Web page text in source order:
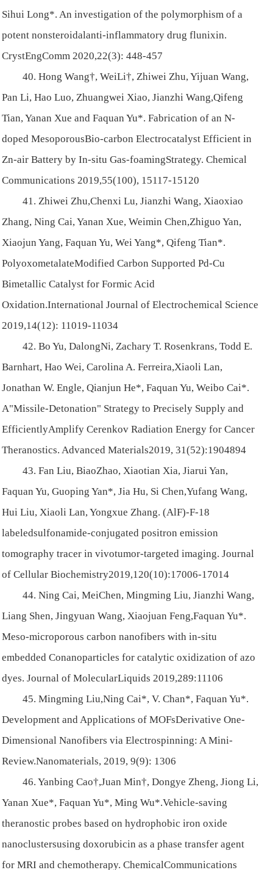
Sihui Long*. An investigation of the polymorphism of a
potent nonsteroidalanti-inflammatory drug flunixin.
CrystEngComm 2020,22(3): 448-457
40. Hong Wang†, WeiLi†, Zhiwei Zhu, Yijuan Wang,
Pan Li, Hao Luo, Zhuangwei Xiao, Jianzhi Wang,Qifeng
Tian, Yanan Xue and Faquan Yu*. Fabrication of an N-
doped MesoporousBio-carbon Electrocatalyst Efficient in
Zn-air Battery by In-situ Gas-foamingStrategy. Chemical
Communications 2019,55(100), 15117-15120
41. Zhiwei Zhu,Chenxi Lu, Jianzhi Wang, Xiaoxiao
Zhang, Ning Cai, Yanan Xue, Weimin Chen,Zhiguo Yan,
Xiaojun Yang, Faquan Yu, Wei Yang*, Qifeng Tian*.
PolyoxometalateModified Carbon Supported Pd-Cu
Bimetallic Catalyst for Formic Acid
Oxidation.International Journal of Electrochemical Science
2019,14(12): 11019-11034
42. Bo Yu, DalongNi, Zachary T. Rosenkrans, Todd E.
Barnhart, Hao Wei, Carolina A. Ferreira,Xiaoli Lan,
Jonathan W. Engle, Qianjun He*, Faquan Yu, Weibo Cai*.
A"Missile-Detonation" Strategy to Precisely Supply and
EfficientlyAmplify Cerenkov Radiation Energy for Cancer
Theranostics. Advanced Materials2019, 31(52):1904894
43. Fan Liu, BiaoZhao, Xiaotian Xia, Jiarui Yan,
Faquan Yu, Guoping Yan*, Jia Hu, Si Chen,Yufang Wang,
Hui Liu, Xiaoli Lan, Yongxue Zhang. (AlF)-F-18
labeledsulfonamide-conjugated positron emission
tomography tracer in vivotumor-targeted imaging. Journal
of Cellular Biochemistry2019,120(10):17006-17014
44. Ning Cai, MeiChen, Mingming Liu, Jianzhi Wang,
Liang Shen, Jingyuan Wang, Xiaojuan Feng,Faquan Yu*.
Meso-microporous carbon nanofibers with in-situ
embedded Conanoparticles for catalytic oxidization of azo
dyes. Journal of MolecularLiquids 2019,289:11106
45. Mingming Liu,Ning Cai*, V. Chan*, Faquan Yu*.
Development and Applications of MOFsDerivative One-
Dimensional Nanofibers via Electrospinning: A Mini-
Review.Nanomaterials, 2019, 9(9): 1306
46. Yanbing Cao†,Juan Min†, Dongye Zheng, Jiong Li,
Yanan Xue*, Faquan Yu*, Ming Wu*.Vehicle-saving
theranostic probes based on hydrophobic iron oxide
nanoclustersusing doxorubicin as a phase transfer agent
for MRI and chemotherapy. ChemicalCommunications